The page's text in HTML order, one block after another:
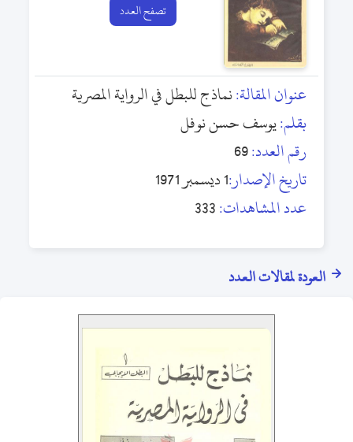
تصفح العدد
عنوان المقالة:نماذج للبطل في الرواية المصرية
بقلم:يوسف حسن نوفل
رقم العدد:69
تاريخ الإصدار:1 ديسمبر 1971
عدد المشاهدات:333
العودة لمقالات العدد